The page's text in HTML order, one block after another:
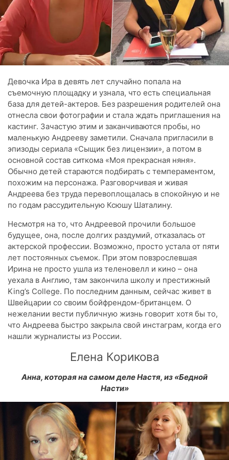
Девочка Ира в девять лет случайно попала на
съемочную площадку и узнала, что есть специальная
база для детей-актеров. Без разрешения родителей она
отнесла свои фотографии и стала ждать приглашения на
кастинг. Зачастую этим и заканчиваются пробы, но
маленькую Андрееву заметили. Сначала пригласили в
эпизоды сериала «Сыщик без лицензии», а потом в
основной состав ситкома «Моя прекрасная няня».
Обычно детей стараются подбирать с темпераментом,
похожим на персонажа. Разговорчивая и живая
Андреева без труда перевоплощалась в спокойную и не
по годам рассудительную Ксюшу Шаталину.
Несмотря на то, что Андреевой прочили большое
будущее, она, после долгих раздумий, отказалась от
актерской профессии. Возможно, просто устала от пяти
лет постоянных съемок. При этом повзрослевшая
Ирина не просто ушла из теленовелл и кино – она
уехала в Англию, там закончила школу и престижный
King’s College. По последним данным, сейчас живет в
Швейцарии со своим бойфрендом-британцем. О
нежелании вести публичную жизнь говорит хотя бы то,
что Андреева быстро закрыла свой инстаграм, когда его
нашли журналисты из России.
Елена Корикова
Анна, которая на самом деле Настя, из «Бедной
Насти»